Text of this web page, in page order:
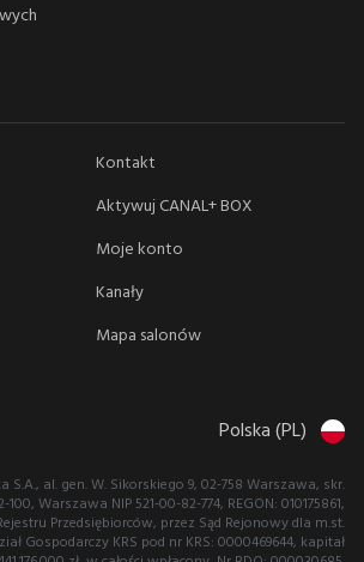
Kontakt
Aktywuj CANAL+ BOX
Moje konto
Kanały
Mapa salonów
Polska (PL)
S.A., al. gen. W. Sikorskiego 9, 02-758 Warszawa, skr.
Warszawa NIP 521-00-82-774, REGON: 010175861,
Przedsiębiorców, przez Sąd Rejonowy dla m.st.
Gospodarczy KRS pod nr KRS: 0000469644, kapitał